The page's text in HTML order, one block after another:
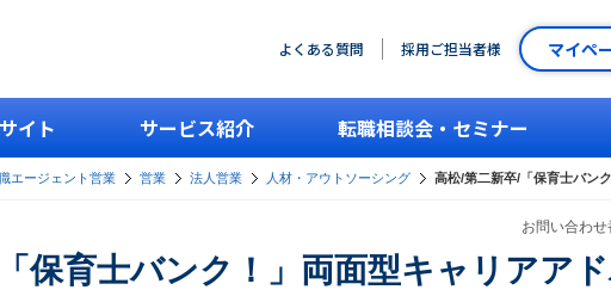
よくある質問 採用ご担当者様 マイペ
イト サービス紹介 転職相談会・セミナー
エージェント営業 営業 法人営業 人材・アウトソーシング 高松/第二新卒/「保育士バン
お問い合わ
保育士バンク！」両面型キャリアア